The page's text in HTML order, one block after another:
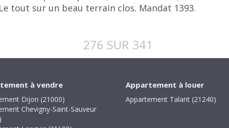
tout sur un beau terrain clos. Mandat 1393.
276 SUR 341
à vendre
Dijon (21000)
Chevigny-Saint-Sauveur
Appartement à louer
Appartement Talant (21240)